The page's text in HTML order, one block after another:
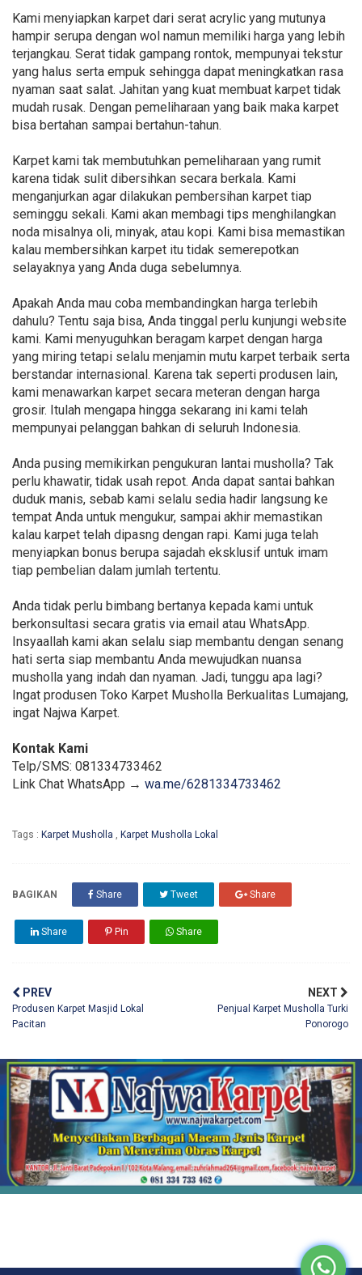
Kami menyiapkan karpet dari serat acrylic yang mutunya
hampir serupa dengan wol namun memiliki harga yang lebih
terjangkau. Serat tidak gampang rontok, mempunyai tekstur
yang halus serta empuk sehingga dapat meningkatkan rasa
nyaman saat salat. Jahitan yang kuat membuat karpet tidak
mudah rusak. Dengan pemeliharaan yang baik maka karpet
bisa bertahan sampai bertahun-tahun.
Karpet kami tak membutuhkan pemeliharaan yang rumit
karena tidak sulit dibersihkan secara berkala. Kami
menganjurkan agar dilakukan pembersihan karpet tiap
seminggu sekali. Kami akan membagi tips menghilangkan
noda misalnya oli, minyak, atau kopi. Kami bisa memastikan
kalau membersihkan karpet itu tidak semerepotkan
selayaknya yang Anda duga sebelumnya.
Apakah Anda mau coba membandingkan harga terlebih
dahulu? Tentu saja bisa, Anda tinggal perlu kunjungi website
kami. Kami menyuguhkan beragam karpet dengan harga
yang miring tetapi selalu menjamin mutu karpet terbaik serta
berstandar internasional. Karena tak seperti produsen lain,
kami menawarkan karpet secara meteran dengan harga
grosir. Itulah mengapa hingga sekarang ini kami telah
mempunyai pelanggan bahkan di seluruh Indonesia.
Anda pusing memikirkan pengukuran lantai musholla? Tak
perlu khawatir, tidak usah repot. Anda dapat santai bahkan
duduk manis, sebab kami selalu sedia hadir langsung ke
tempat Anda untuk mengukur, sampai akhir memastikan
kalau karpet telah dipasng dengan rapi. Kami juga telah
menyiapkan bonus berupa sajadah eksklusif untuk imam
tiap pembelian dalam jumlah tertentu.
Anda tidak perlu bimbang bertanya kepada kami untuk
berkonsultasi secara gratis via email atau WhatsApp.
Insyaallah kami akan selalu siap membantu dengan senang
hati serta siap membantu Anda mewujudkan nuansa
musholla yang indah dan nyaman. Jadi, tunggu apa lagi?
Ingat produsen Toko Karpet Musholla Berkualitas Lumajang,
ingat Najwa Karpet.
Kontak Kami
Telp/SMS: 081334733462
Link Chat WhatsApp → wa.me/6281334733462
Tags : Karpet Musholla , Karpet Musholla Lokal
BAGIKAN Share Tweet Share
Share Pin Share
PREV
Produsen Karpet Masjid Lokal
Pacitan
NEXT
Penjual Karpet Musholla Turki
Ponorogo